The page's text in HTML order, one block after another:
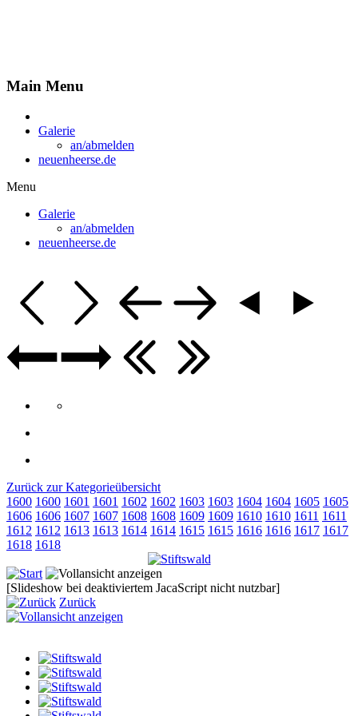
Main Menu
Galerie
an/abmelden
neuenheerse.de
Menu
Galerie
an/abmelden
neuenheerse.de
Zurück zur Kategorieübersicht
1600 1600 1601 1601 1602 1602 1603 1603 1604 1604 1605 1605
1606 1606 1607 1607 1608 1608 1609 1609 1610 1610 1611 1611
1612 1612 1613 1613 1614 1614 1615 1615 1616 1616 1617 1617
1618 1618
[Slideshow bei deaktiviertem JacaScript nicht nutzbar]
Zurück